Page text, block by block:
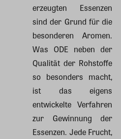
erzeugten Essenzen
sind der Grund für die
besonderen Aromen.
Was ODE neben der
Qualität der Rohstoffe
so besonders macht,
ist das eigens
entwickelte Verfahren
zur Gewinnung der
Essenzen. Jede Frucht,